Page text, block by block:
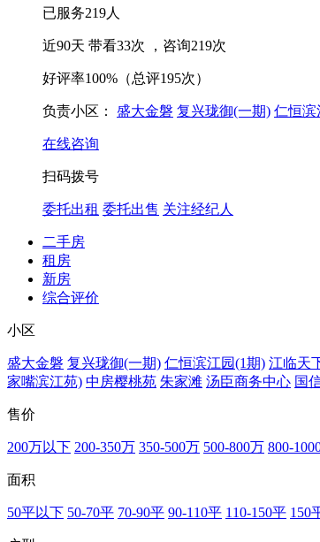
已服务219人
近90天 带看33次 ，咨询219次
好评率100% （总评195次）
负责小区： 盛大金磐 复兴珑御(一期) 仁恒滨
在线咨询
扫码拨号
委托出租 委托出售 关注经纪人
二手房
租房
新房
综合评价
小区
盛大金磐 复兴珑御(一期) 仁恒滨江园(1期) 江临天
家嘴滨江苑) 中房樱桃苑 朱家滩 汤臣商务中心 国
售价
200万以下 200-350万 350-500万 500-800万 800-
面积
50平以下 50-70平 70-90平 90-110平 110-150平 150